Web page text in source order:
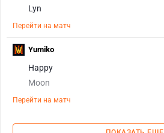
Lyn
Перейти на матч
Happy
Moon
Перейти на матч
Yumiko